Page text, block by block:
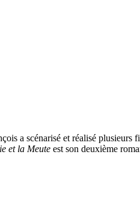
a scénarisé et réalisé
et la Meute est son deuxième